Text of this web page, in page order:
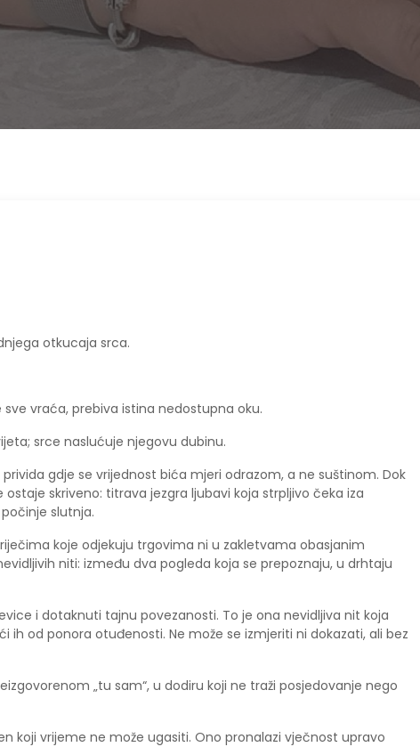
otkucaja srca.
vraća, prebiva istina nedostupna oku.
srce naslućuje njegovu dubinu.
gdje se vrijednost bića mjeri odrazom, a ne suštinom. Dok
skriveno: titrava jezgra ljubavi koja strpljivo čeka iza
slutnja.
koje odjekuju trgovima ni u zakletvama obasjanim
niti: između dva pogleda koja se prepoznaju, u drhtaju
i dotaknuti tajnu povezanosti. To je ona nevidljiva nit koja
ih od ponora otuđenosti. Ne može se izmjeriti ni dokazati, ali bez
„tu sam“, u dodiru koji ne traži posjedovanje nego
koji vrijeme ne može ugasiti. Ono pronalazi vječnost upravo